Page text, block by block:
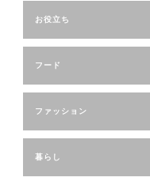
お役立ち
フード
ファッション
暮らし